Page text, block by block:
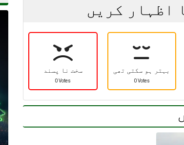
اظہار کریں
سخت نا پسند
0 Votes
بہتر ہو سکتی تھی
0 Votes